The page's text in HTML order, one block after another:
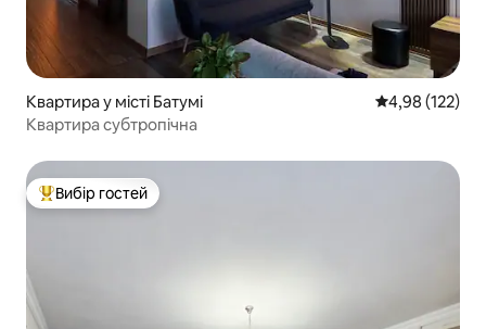
Квартира у місті Батумі Середня
4,98 (122)
Квартира субтропічна
Топ вибір гостей
Вибір гостей